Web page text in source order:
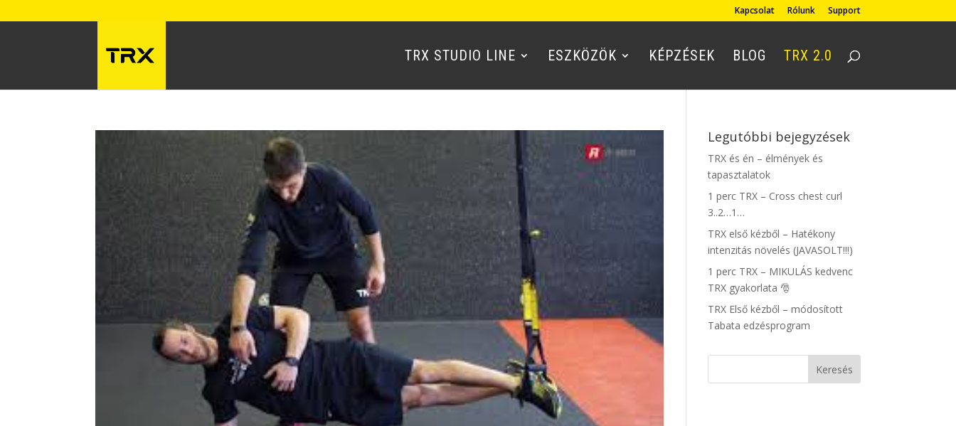
Kapcsolat Rólunk Support
TRX STUDIO LINE ESZKÖZÖK KÉPZÉSEK BLOG TRX 2.0
Legutóbbi bejegyzések
TRX és én – élmények és
tapasztalatok
1 perc TRX – Cross chest curl
3..2…1…
TRX első kézből – Hatékony
intenzitás növelés (JAVASOLT!!!)
1 perc TRX – MIKULÁS kedvenc
TRX gyakorlata 🎅
TRX Első kézből – módosított
Tabata edzésprogram